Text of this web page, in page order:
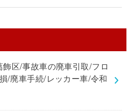
飾区/事故車の廃車引取/フロ
/廃車手続/レッカー車/令和